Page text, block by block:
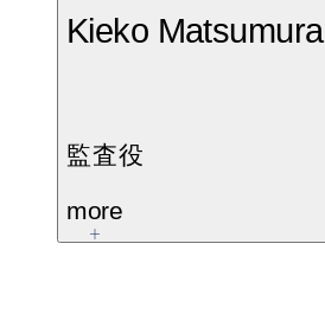
Kieko Matsumura
監査役
more